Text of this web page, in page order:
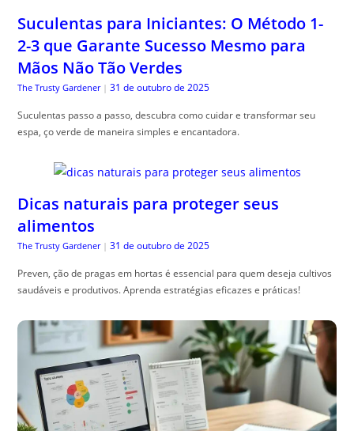
Suculentas para Iniciantes: O Método 1-
2-3 que Garante Sucesso Mesmo para
Mãos Não Tão Verdes
The Trusty Gardener | 31 de outubro de 2025
Suculentas passo a passo, descubra como cuidar e transformar seu
espa, ço verde de maneira simples e encantadora.
Dicas naturais para proteger seus
alimentos
The Trusty Gardener | 31 de outubro de 2025
Preven, ção de pragas em hortas é essencial para quem deseja cultivos
saudáveis e produtivos. Aprenda estratégias eficazes e práticas!